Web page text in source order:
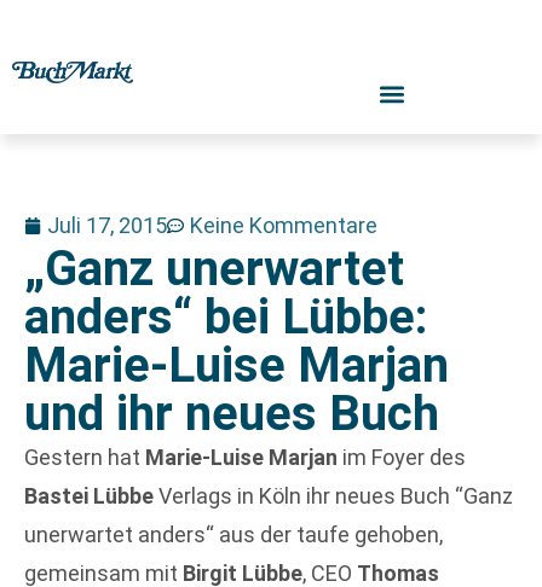
Juli 17, 2015 Keine Kommentare
„Ganz unerwartet
anders“ bei Lübbe:
Marie-Luise Marjan
und ihr neues Buch
Gestern hat Marie-Luise Marjan im Foyer des
Bastei LübbeVerlags in Köln ihr neues Buch “Ganz
unerwartet anders“ aus der taufe gehoben,
gemeinsam mit Birgit Lübbe, CEO Thomas